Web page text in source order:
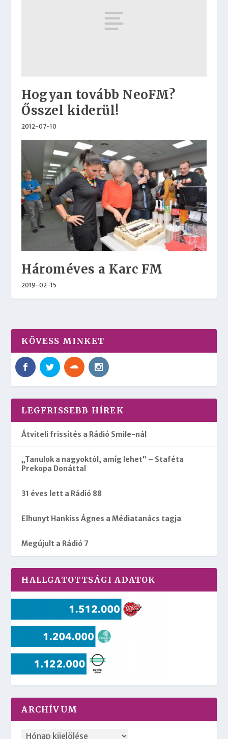
Hogyan tovább NeoFM?
Ősszel kiderül!
2012-07-10
Hároméves a Karc FM
2019-02-15
KÖVESS MINKET
LEGFRISSEBB HÍREK
Átviteli frissítés a Rádió Smile-nál
„Tanulok a nagyoktól, amíg lehet” – Staféta
Prekopa Donáttal
31 éves lett a Rádió 88
Elhunyt Hankiss Ágnes a Médiatanács tagja
Megújult a Rádió 7
HALLGATOTTSÁGI ADATOK
ARCHÍVUM